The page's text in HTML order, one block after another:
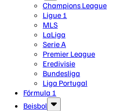
Champions League
Ligue 1
MLS
LaLiga
Serie A
Premier League
Eredivisie
Bundesliga
Liga Portugal
Fórmula 1
Beisbol